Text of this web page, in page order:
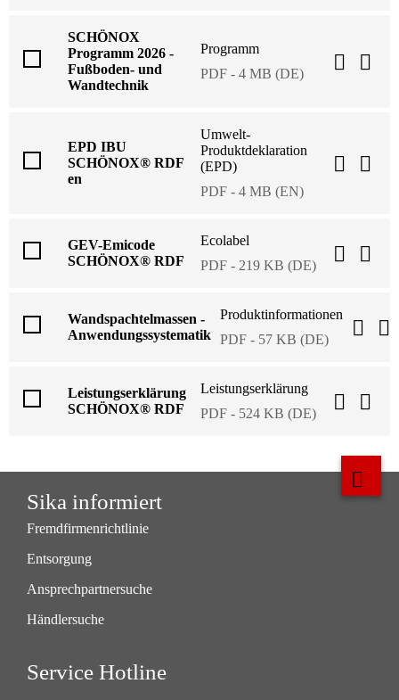
SCHÖNOX
Programm 2026 -
Fußboden- und
Wandtechnik
Programm
PDF - 4 MB (DE)
EPD IBU
SCHÖNOX® RDF
en
Umwelt-
Produktdeklaration
(EPD)
PDF - 4 MB (EN)
GEV-Emicode
SCHÖNOX® RDF
Ecolabel
PDF - 219 KB (DE)
Wandspachtelmassen -
Anwendungssystematik
Produktinformationen
PDF - 57 KB (DE)
Leistungserklärung
SCHÖNOX® RDF
Leistungserklärung
PDF - 524 KB (DE)
Sika informiert
Fremdfirmenrichtlinie
Entsorgung
Ansprechpartnersuche
Händlersuche
Service Hotline